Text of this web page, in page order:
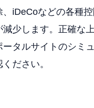
、iDeCoなどの各種
少します。正確な
タルサイトのシミ
ださい。